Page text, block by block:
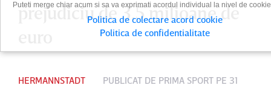
prejudiciu de 3,5 milioane de
HERMANNSTADT PUBLICAT DE PRIMA SPORT PE 31
Puteti merge chiar acum si sa va exprimati acordul individual la nivel de
Politica de colectare acord cookie
Politica de confidentialitate